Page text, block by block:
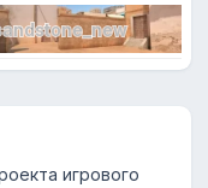
игрового